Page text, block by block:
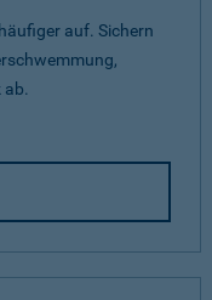
auf. Sichern
ab.